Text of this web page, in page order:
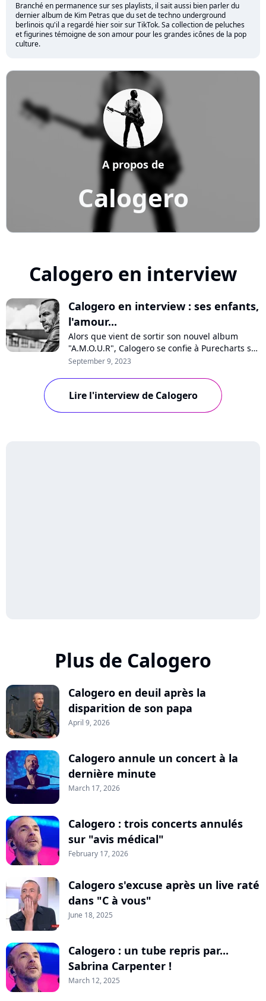
Branché en permanence sur ses playlists, il sait aussi bien parler du
dernier album de Kim Petras que du set de techno underground
berlinois qu'il a regardé hier soir sur TikTok. Sa collection de peluches
et figurines témoigne de son amour pour les grandes icônes de la pop
culture.
Calogero
A propos de
Calogero en interview
Calogero en interview : ses enfants,
l'amour...
Alors que vient de sortir son nouvel album
"A.M.O.U.R", Calogero se confie à Purecharts sur
la pression, sa vision de l'amour, son optimisme
disques ou encore ses enfants qui chantent sur
quelques titres. Interview avec un artiste
September 9, 2023
Lire l'interview de Calogero
Plus de Calogero
Calogero en deuil après la
disparition de son papa
April 9, 2026
Calogero annule un concert à la
dernière minute
March 17, 2026
Calogero : trois concerts annulés
sur "avis médical"
February 17, 2026
Calogero s'excuse après un live raté
dans "C à vous"
June 18, 2025
Calogero : un tube repris par...
Sabrina Carpenter !
March 12, 2025